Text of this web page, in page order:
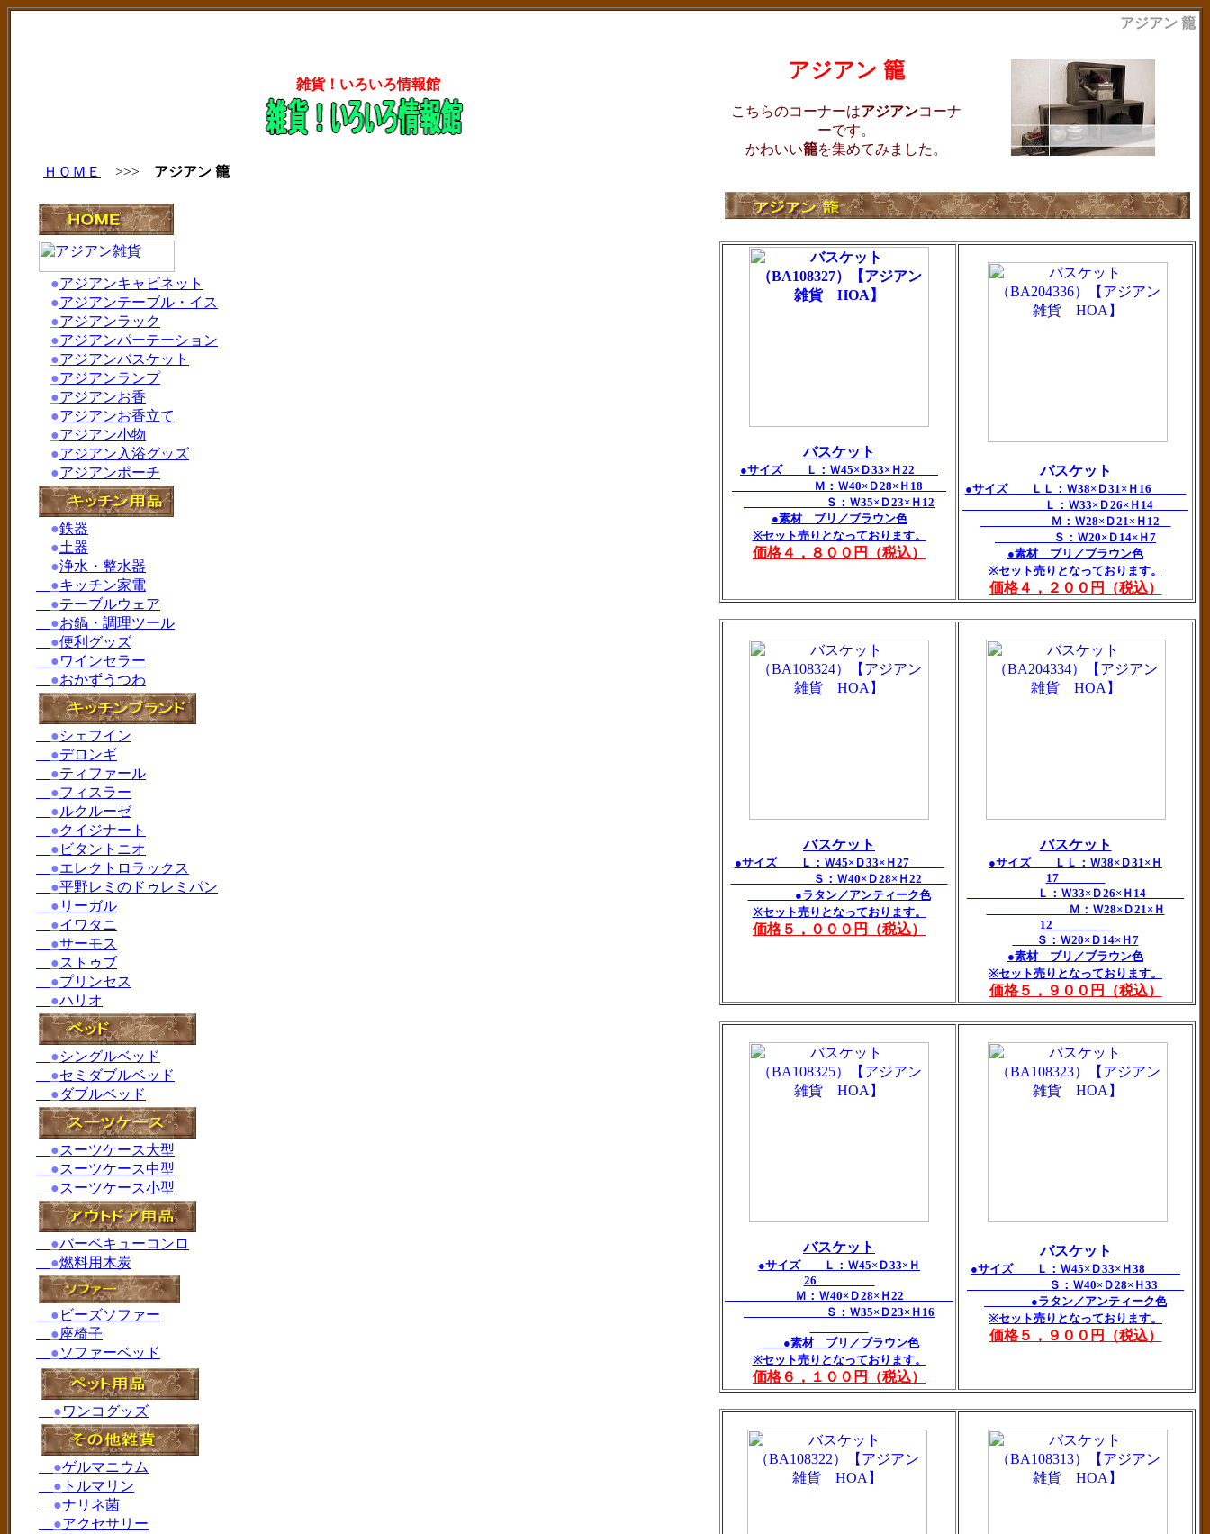
アジアン 籠
雑貨！いろいろ情報館
アジアン 籠
こちらのコーナーはアジアンコーナ
ーです。
かわいい籠を集めてみました。
ＨＯＭＥ
>>> アジアン 籠
バスケット
●サイズ Ｌ：Ｗ45×Ｄ33×Ｈ22
Ｍ：Ｗ40×Ｄ28×Ｈ18
Ｓ：Ｗ35×Ｄ23×Ｈ12
●素材 ブリ／ブラウン色
※セット売りとなっております。
価格４，８００円（税込）
バスケット
●サイズ ＬＬ：Ｗ38×Ｄ31×Ｈ16
Ｌ：Ｗ33×Ｄ26×Ｈ14
Ｍ：Ｗ28×Ｄ21×Ｈ12
Ｓ：Ｗ20×Ｄ14×Ｈ7
●素材 ブリ／ブラウン色
※セット売りとなっております。
価格４，２００円（税込）
バスケット
●サイズ Ｌ：Ｗ45×Ｄ33×Ｈ27
Ｓ：Ｗ40×Ｄ28×Ｈ22
●ラタン／アンティーク色
※セット売りとなっております。
価格５，０００円（税込）
バスケット
●サイズ ＬＬ：Ｗ38×Ｄ31×Ｈ
17
Ｌ：Ｗ33×Ｄ26×Ｈ14
Ｍ：Ｗ28×Ｄ21×Ｈ
12
Ｓ：Ｗ20×Ｄ14×Ｈ7
●素材 ブリ／ブラウン色
※セット売りとなっております。
価格５，９００円（税込）
バスケット
●サイズ Ｌ：Ｗ45×Ｄ33×Ｈ
26
Ｍ：Ｗ40×Ｄ28×Ｈ22
Ｓ：Ｗ35×Ｄ23×Ｈ16
●素材 ブリ／ブラウン色
※セット売りとなっております。
価格６，１００円（税込）
バスケット
●サイズ Ｌ：Ｗ45×Ｄ33×Ｈ38
Ｓ：Ｗ40×Ｄ28×Ｈ33
●ラタン／アンティーク色
※セット売りとなっております。
価格５，９００円（税込）
●アジアンキャビネット
●アジアンテーブル・イス
●アジアンラック
●アジアンパーテーション
●アジアンバスケット
●アジアンランプ
●アジアンお香
●アジアンお香立て
●アジアン小物
●アジアン入浴グッズ
●アジアンポーチ
●鉄器
●土器
●浄水・整水器
●キッチン家電
●テーブルウェア
●お鍋・調理ツール
●便利グッズ
●ワインセラー
●おかずうつわ
●シェフイン
●デロンギ
●ティファール
●フィスラー
●ルクルーゼ
●クイジナート
● ビタントニオ
●エレクトロラックス
●平野レミのドゥレミパン
● リーガル
●イワタニ
●サーモス
●ストゥブ
●プリンセス
●ハリオ
●シングルベッド
●セミダブルベッド
●ダブルベッド
●スーツケース大型
●スーツケース中型
●スーツケース小型
●バーベキューコンロ
●燃料用木炭
● ビーズソファー
●座椅子
●ソファーベッド
●ワンコグッズ
●ゲルマニウム
● トルマリン
●ナリネ菌
●アクセサリー